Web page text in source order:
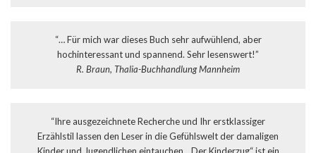
“… Für mich war dieses Buch sehr aufwühlend, aber
hochinteressant und spannend. Sehr lesenswert!”
R. Braun, Thalia-Buchhandlung Mannheim
“Ihre ausgezeichnete Recherche und Ihr erstklassiger
Erzählstil lassen den Leser in die Gefühlswelt der damaligen